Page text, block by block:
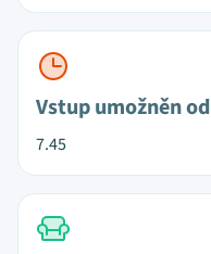
Vstup umožněn od
7.45